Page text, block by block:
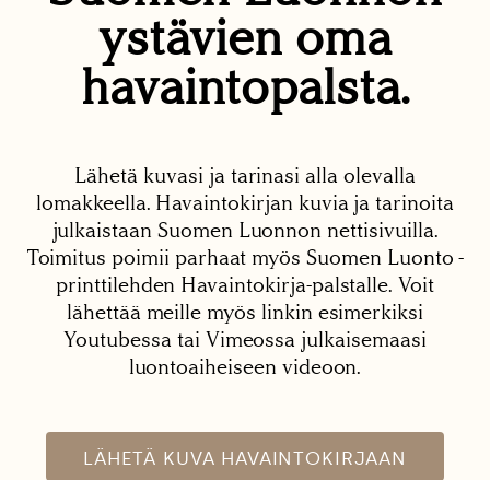
ystävien oma
havaintopalsta.
Lähetä kuvasi ja tarinasi alla olevalla
lomakkeella. Havaintokirjan kuvia ja tarinoita
julkaistaan Suomen Luonnon nettisivuilla.
Toimitus poimii parhaat myös Suomen Luonto -
printtilehden Havaintokirja-palstalle. Voit
lähettää meille myös linkin esimerkiksi
Youtubessa tai Vimeossa julkaisemaasi
luontoaiheiseen videoon.
LÄHETÄ KUVA HAVAINTOKIRJAAN